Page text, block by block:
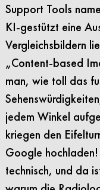
Support Tools
KI-gestützt eine
Vergleichsbildern
„Content-based
man, wie toll das
jedem Winkel
kriegen den
Google
technisch, und da